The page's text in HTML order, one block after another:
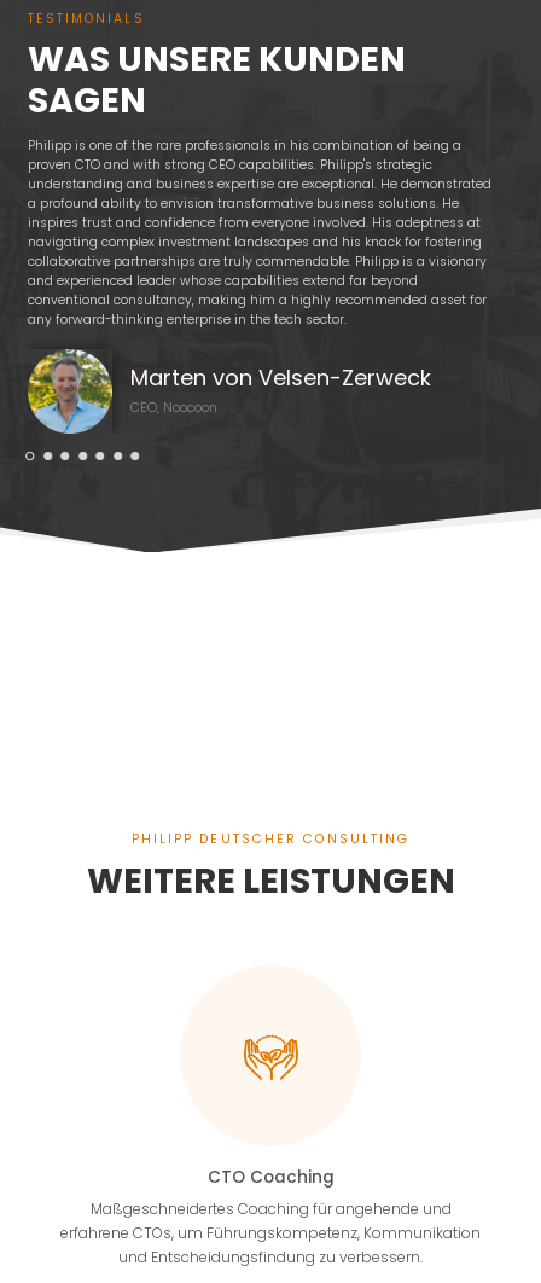
TESTIMONIALS
WAS UNSERE KUNDEN
SAGEN
Philipp is one of the rare professionals in his combination of being a
proven CTO and with strong CEO capabilities. Philipp's strategic
understanding and business expertise are exceptional. He demonstrated
a profound ability to envision transformative business solutions. He
inspires trust and confidence from everyone involved. His adeptness at
navigating complex investment landscapes and his knack for fostering
collaborative partnerships are truly commendable. Philipp is a visionary
and experienced leader whose capabilities extend far beyond
conventional consultancy, making him a highly recommended asset for
any forward-thinking enterprise in the tech sector.
Marten von Velsen-Zerweck
CEO, Noocoon
PHILIPP DEUTSCHER CONSULTING
WEITERE LEISTUNGEN
CTO Coaching
Maßgeschneidertes Coaching für angehende und
erfahrene CTOs, um Führungskompetenz, Kommunikation
und Entscheidungsfindung zu verbessern.